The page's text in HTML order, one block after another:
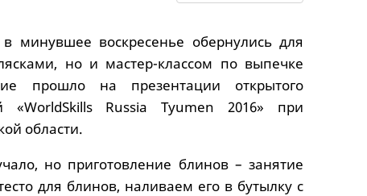
минувшее воскресенье обернулись для
но и мастер-классом по выпечке
прошло на презентации открытого
«WorldSkills Russia Tyumen 2016» при
области.
но приготовление блинов – занятие
для блинов, наливаем его в бутылку с